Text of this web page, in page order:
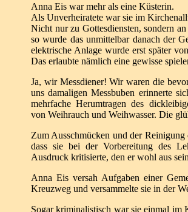
Anna Eis war mehr als eine Küsterin.
Als Unverheiratete war sie im
Nicht nur zu Gottesdiensten, sondern
so wurde dasunmittelbar danach der
elektrische Anlage wurde erst später
Das erlaubte nämlich eine gewisse
Ja, wir Messdiener! Wir waren die
unsdamaligen Messbuben erinnerte
mehrfache Herumtragen des
von Weihrauch und Weihwasser. Die
Zum Ausschmücken und der
dass sie bei der Vorbereitung des
Ausdruck kritisierte, den er wohl aus
Anna Eis versah Aufgaben einer
Kreuzweg und versammelte sie in der
Sogar kriminalistisch war sie einmal